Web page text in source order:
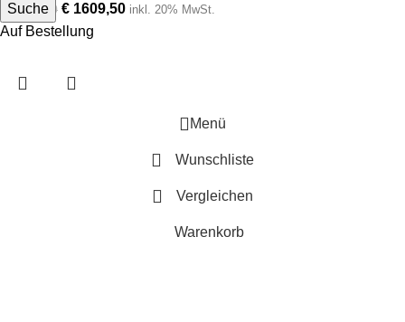
Suche
3219,00 € 1609,50 inkl. 20% MwSt.
Auf Bestellung
Menü
Wunschliste
Vergleichen
Warenkorb